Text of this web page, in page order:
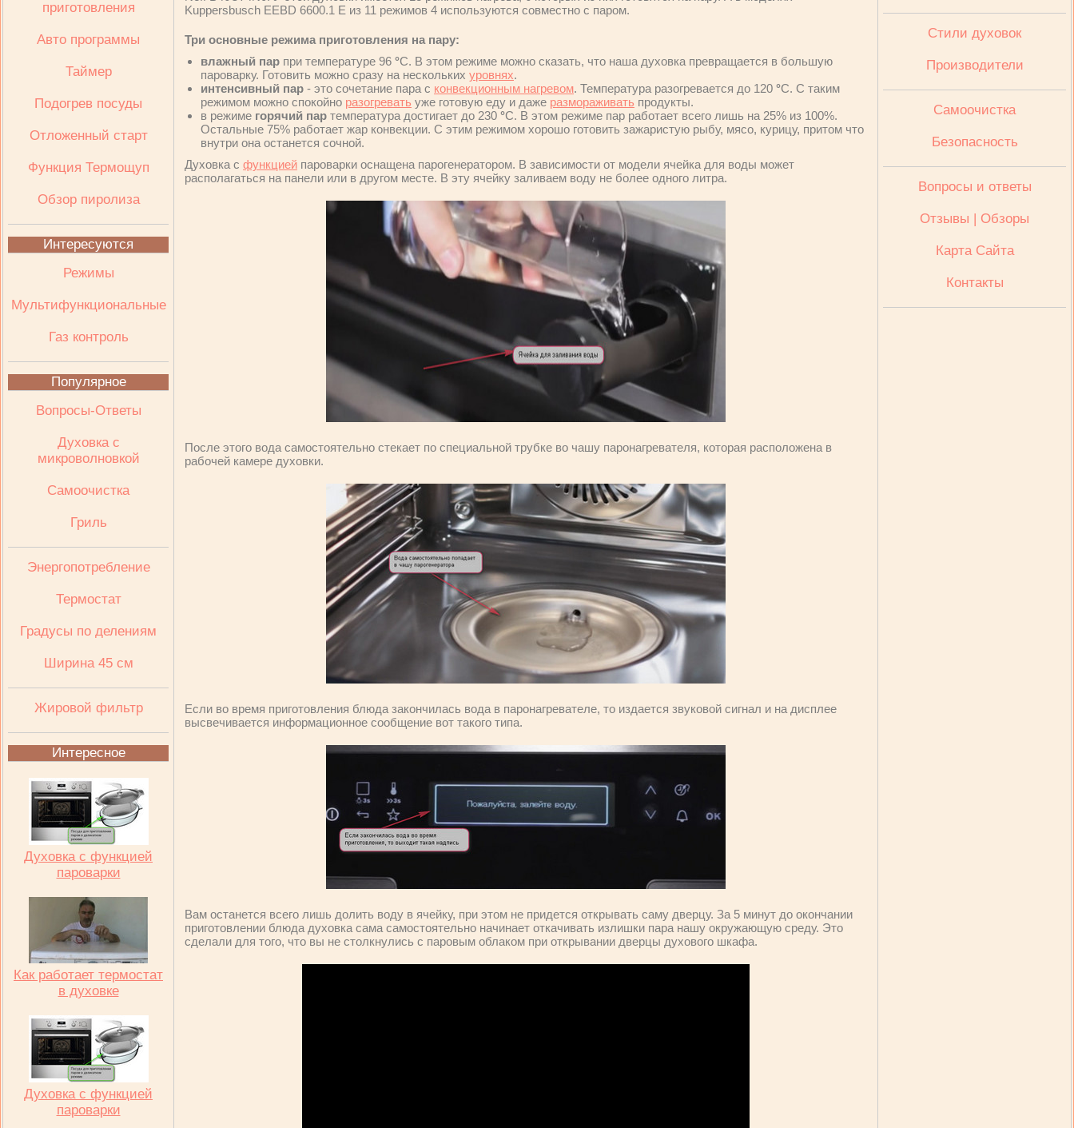
приготовления
Авто программы
Таймер
Подогрев посуды
Отложенный старт
Функция Термощуп
Обзор пиролиза
Интересуются
Режимы
Мультифункциональные
Газ контроль
Популярное
Вопросы-Ответы
Духовка с
микроволновкой
Самоочистка
Гриль
Энергопотребление
Термостат
Градусы по делениям
Ширина 45 см
Жировой фильтр
Интересное
Духовка с функцией
пароварки
Как работает термостат
в духовке
Духовка с функцией
пароварки
Kuppersbusch EEBD 6600.1 E из 11 режимов 4 используются совместно с паром.
Три основные режима приготовления на пару:
влажный пар при температуре 96 °C. В этом режиме можно сказать, что наша духовка превращается в большую
пароварку. Готовить можно сразу на нескольких уровнях.
интенсивный пар - это сочетание пара с конвекционным нагревом. Температура разогревается до 120 °C. С таким
режимом можно спокойно разогревать уже готовую еду и даже размораживать продукты.
в режиме горячий пар температура достигает до 230 °C. В этом режиме пар работает всего лишь на 25% из 100%.
Остальные 75% работает жар конвекции. С этим режимом хорошо готовить зажаристую рыбу, мясо, курицу, притом что
внутри она останется сочной.
Духовка с функцией пароварки оснащена парогенератором. В зависимости от модели ячейка для воды может
располагаться на панели или в другом месте. В эту ячейку заливаем воду не более одного литра.
После этого вода самостоятельно стекает по специальной трубке во чашу паронагревателя, которая расположена в
рабочей камере духовки.
Если во время приготовления блюда закончилась вода в паронагревателе, то издается звуковой сигнал и на дисплее
высвечивается информационное сообщение вот такого типа.
Вам останется всего лишь долить воду в ячейку, при этом не придется открывать саму дверцу. За 5 минут до окончании
приготовлении блюда духовка сама самостоятельно начинает откачивать излишки пара нашу окружающую среду. Это
сделали для того, что вы не столкнулись с паровым облаком при открывании дверцы духового шкафа.
Стили духовок
Производители
Cамоочистка
Безопасность
Вопросы и ответы
Отзывы | Обзоры
Карта Сайта
Контакты